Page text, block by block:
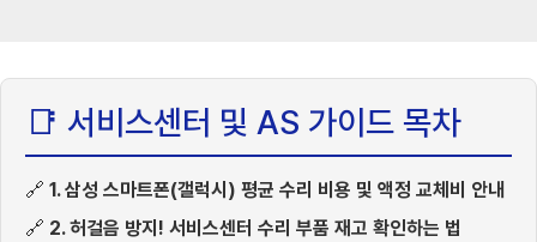
📑 서비스센터 및 AS 가이드 목차
🔗 1. 삼성 스마트폰(갤럭시) 평균 수리 비용 및 액정 교체비 안내
🔗 2. 허걸음 방지! 서비스센터 수리 부품 재고 확인하는 법